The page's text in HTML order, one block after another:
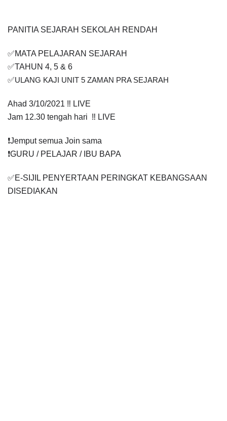
PANITIA SEJARAH SEKOLAH RENDAH
✅MATA PELAJARAN SEJARAH
✅TAHUN 4, 5 & 6
✅ULANG KAJI UNIT 5 ZAMAN PRA SEJARAH
Ahad 3/10/2021 ‼️ LIVE
Jam 12.30 tengah hari  ‼️ LIVE
❗️Jemput semua Join sama
❗️GURU / PELAJAR / IBU BAPA
✅E-SIJIL PENYERTAAN PERINGKAT KEBANGSAAN
DISEDIAKAN